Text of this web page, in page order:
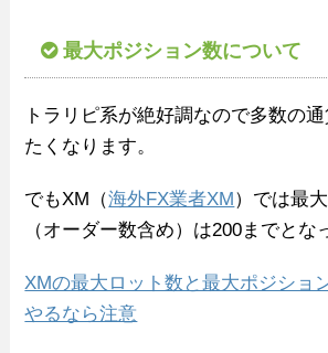
最大ポジション数について
トラリピ系が絶好調なので多数の
たくなります。
でもXM（海外FX業者XM ）では最
（オーダー数含め）は200までとな
XMの最大ロット数と最大ポジショ
やるなら注意